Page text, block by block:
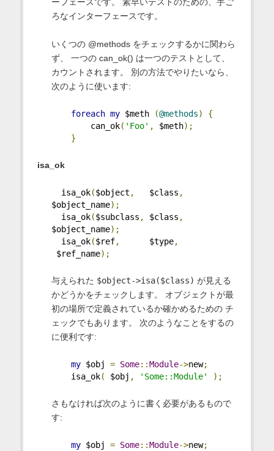
ろなインターフェースです。
いくつの @methods をチェックするかに関わら
ず、 一つの can_ok() は一つのテストとして、
カウントされます。 別の方法でやりたいなら、
次のように使います:
foreach my $meth (@methods)
{
can_ok( 'Foo' , $meth);
}
isa_ok
isa_ok($object , $class ,
$object_name);
isa_ok($subclass , $class ,
$object_name);
isa_ok($ref, $type,
$ref_name);
与えられた $object->isa($class) が見える
かどうかをチェックします。 オブジェクトが最
初の場所で定義されているか確かめるための チ
ェックでもあります。 次のようなことをするの
に便利です:
my $obj = Some::Module->new;
isa_ok( $obj , 'Some::Module' );
さもなければ次のように書く必要があるもので
す:
my $obj = Some::Module->new;